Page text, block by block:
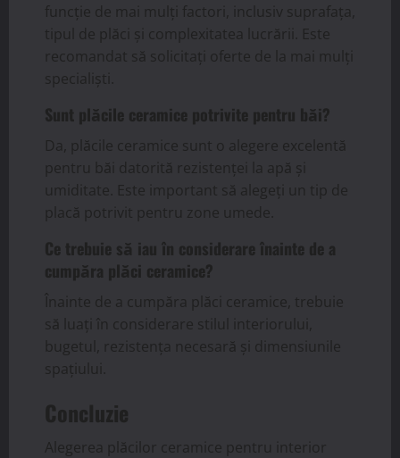
funcție de mai mulți factori, inclusiv suprafața,
tipul de plăci și complexitatea lucrării. Este
recomandat să solicitați oferte de la mai mulți
specialiști.
Sunt plăcile ceramice potrivite pentru băi?
Da, plăcile ceramice sunt o alegere excelentă
pentru băi datorită rezistenței la apă și
umiditate. Este important să alegeți un tip de
placă potrivit pentru zone umede.
Ce trebuie să iau în considerare înainte de a
cumpăra plăci ceramice?
Înainte de a cumpăra plăci ceramice, trebuie
să luați în considerare stilul interiorului,
bugetul, rezistența necesară și dimensiunile
spațiului.
Concluzie
Alegerea plăcilor ceramice pentru interior